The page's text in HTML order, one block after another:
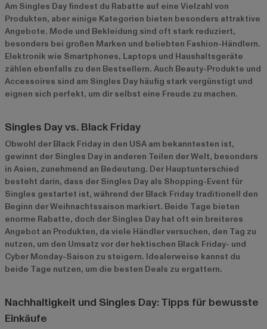
Am Singles Day findest du Rabatte auf eine Vielzahl von
Produkten, aber einige Kategorien bieten besonders attraktive
Angebote. Mode und Bekleidung sind oft stark reduziert,
besonders bei großen Marken und beliebten Fashion-Händlern.
Elektronik wie Smartphones, Laptops und Haushaltsgeräte
zählen ebenfalls zu den Bestsellern. Auch Beauty-Produkte und
Accessoires sind am Singles Day häufig stark vergünstigt und
eignen sich perfekt, um dir selbst eine Freude zu machen.
Singles Day vs. Black Friday
Obwohl der Black Friday in den USA am bekanntesten ist,
gewinnt der Singles Day in anderen Teilen der Welt, besonders
in Asien, zunehmend an Bedeutung. Der Hauptunterschied
besteht darin, dass der Singles Day als Shopping-Event für
Singles gestartet ist, während der Black Friday traditionell den
Beginn der Weihnachtssaison markiert. Beide Tage bieten
enorme Rabatte, doch der Singles Day hat oft ein breiteres
Angebot an Produkten, da viele Händler versuchen, den Tag zu
nutzen, um den Umsatz vor der hektischen Black Friday- und
Cyber Monday-Saison zu steigern. Idealerweise kannst du
beide Tage nutzen, um die besten Deals zu ergattern.
Nachhaltigkeit und Singles Day: Tipps für bewusste
Einkäufe